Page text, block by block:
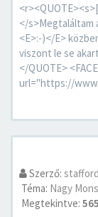
</s>Megtaláltam
<E>:-)</E>
viszont le se
</QUOTE>
url="https://
Szerző: stafford
Téma: Nagy
Megtekintve: